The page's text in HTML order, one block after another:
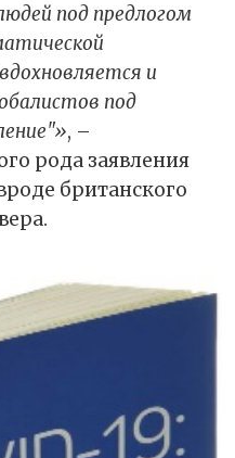
под предлогом
и
под
, –
рода заявления
британского